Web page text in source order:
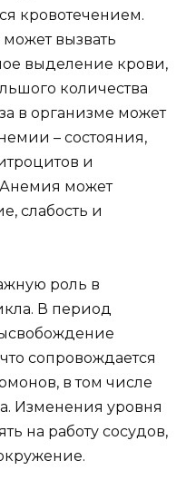
кровотечением.
вызвать
выделение крови,
количества
в организме может
– состояния,
и
Анемия может
слабость и
роль в
В период
сопровождается
в том числе
Изменения уровня
на работу сосудов,